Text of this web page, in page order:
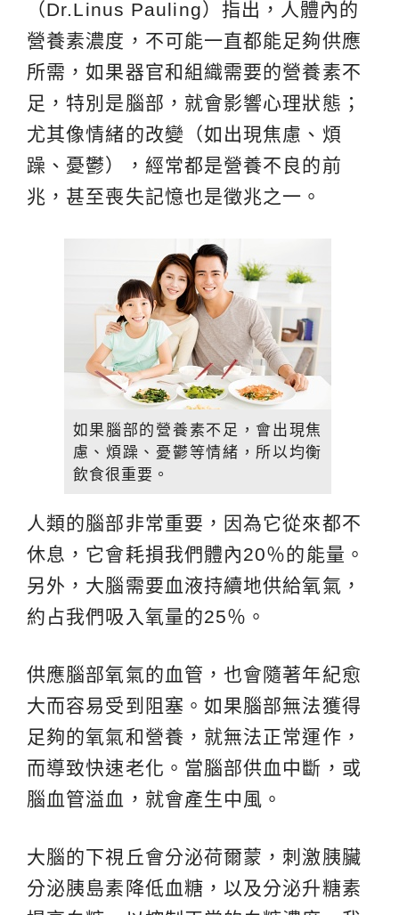
（Dr.Linus Pauling）指出，人體內的
營養素濃度，不可能一直都能足夠供應
所需，如果器官和組織需要的營養素不
足，特別是腦部，就會影響心理狀態；
尤其像情緒的改變（如出現焦慮、煩
躁、憂鬱），經常都是營養不良的前
兆，甚至喪失記憶也是徵兆之一。
如果腦部的營養素不足，會出現焦
慮、煩躁、憂鬱等情緒，所以均衡
飲食很重要。
人類的腦部非常重要，因為它從來都不
休息，它會耗損我們體內20％的能量。
另外，大腦需要血液持續地供給氧氣，
約占我們吸入氧量的25％。
供應腦部氧氣的血管，也會隨著年紀愈
大而容易受到阻塞。如果腦部無法獲得
足夠的氧氣和營養，就無法正常運作，
而導致快速老化。當腦部供血中斷，或
腦血管溢血，就會產生中風。
大腦的下視丘會分泌荷爾蒙，刺激胰臟
分泌胰島素降低血糖，以及分泌升糖素